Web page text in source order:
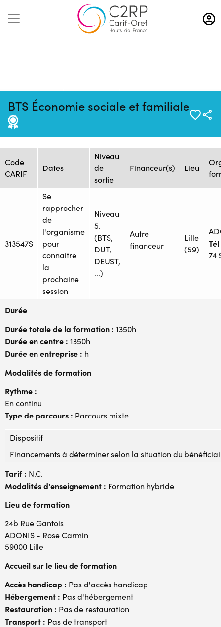
Aller
au
contenu
BTS Économie sociale et familiale
22/01/2025
2598143F
CARMIN-IESCA
Session de formation
Code
CARIF
Dates
Niveau
de
sortie
Financeur(s) Lieu
313547S
Se
rapprocher
de
l'organisme
pour
connaitre
la
prochaine
session
Niveau
5.
(BTS,
DUT,
DEUST,
...)
Autre
financeur
Lille
(59)
74
Durée
Durée totale de la formation : 1350h
Durée en centre : 1350h
Durée en entreprise : h
Modalités de formation
Rythme :
En continu
Type de parcours : Parcours mixte
Dispositif
Financements à déterminer selon la situation du
Tarif : N.C.
Modalités d'enseignement : Formation hybride
Lieu de formation
24b Rue Gantois
ADONIS - Rose Carmin
59000 Lille
Accueil sur le lieu de formation
Accès handicap : Pas d'accès handicap
Hébergement : Pas d'hébergement
Restauration : Pas de restauration
Transport : Pas de transport